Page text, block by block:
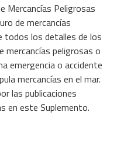
Mercancías Peligrosas
de mercancías
todos los detalles de los
mercancías peligrosas o
emergencia o accidente
mercancías en el mar.
las publicaciones
en este Suplemento.